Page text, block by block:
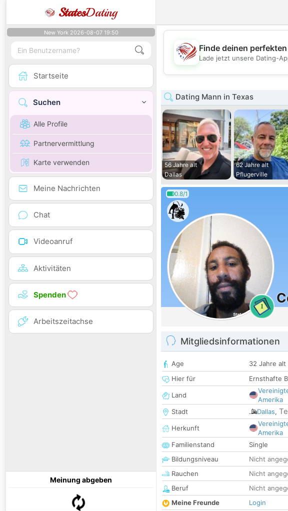
StatesDating
New York 2026-08-07 19:50
Startseite
Suchen
Alle Profile
Partnervermittlung
Karte verwenden
Meine Nachrichten
Chat
Videoanruf
Aktivitäten
Spenden
Arbeitszeitachse
Meinung abgeben
Finde deinen
Lade jetzt unsere Dating-
Dating Mann in Texas
56 Jahre alt
Dallas
62 Jahre alt
Pflugerville
0.8/1
1
Mitgliedsinformationen
Age
32 Jahre alt
Hier für
Ernsthafte
Land
Amerika
Stadt
Dallas,
Herkunft
Amerika
Familienstand
Single
Bildungsniveau
Nicht
Rauchen
Nicht
Beruf
Nicht
Meine Freunde
Login